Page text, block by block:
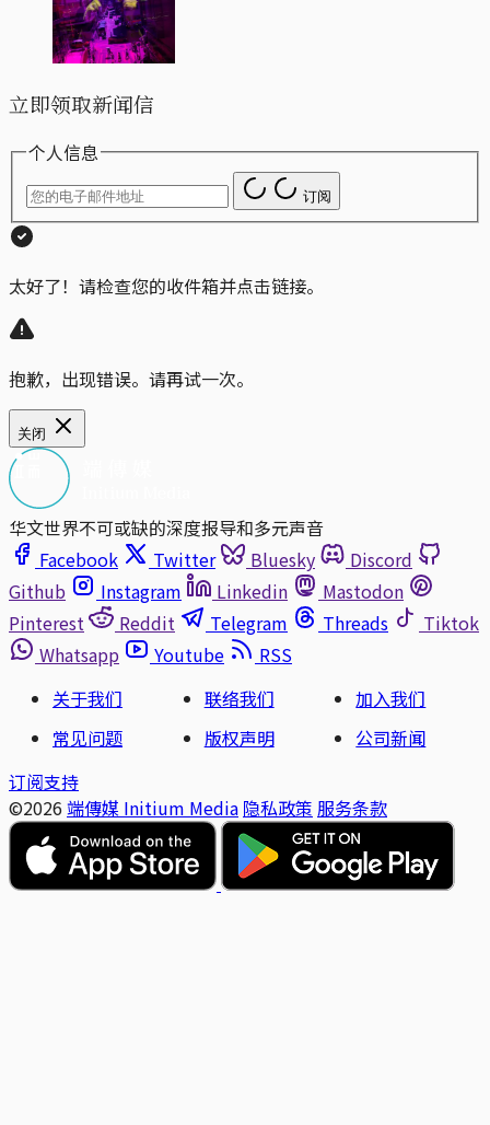
立即领取新闻信
个人信息
订阅
太好了！请检查您的收件箱并点击链接。
抱歉，出现错误。请再试一次。
关闭
华文世界不可或缺的深度报导和多元声音
Facebook
Twitter Bluesky
Discord
Github
Instagram Linkedin
Mastodon
Pinterest
Reddit Telegram Threads
Tiktok
Whatsapp
Youtube
RSS
关于我们
联络我们
加入我们
常见问题
版权声明
公司新闻
订阅支持
©2026 端傳媒 Initium Media 隐私政策 服务条款